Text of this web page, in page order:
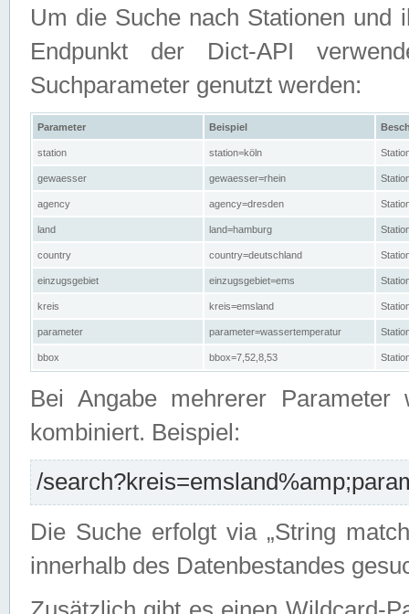
Um die Suche nach Stationen und
Endpunkt der Dict-API
Suchparameter genutzt werden:
Parameter Beispiel
station station=köln
gewaesser gewaesser=rhein
agency agency=dresden
land land=hamburg
country country=deutschland
einzugsgebiet einzugsgebiet=ems
kreis kreis=emsland
parameter parameter=wassertemperatur
bbox bbox=7,52,8,53
Bei Angabe mehrerer Parameter
kombiniert. Beispiel:
/
Die Suche erfolgt via „String
innerhalb des Datenbestandes